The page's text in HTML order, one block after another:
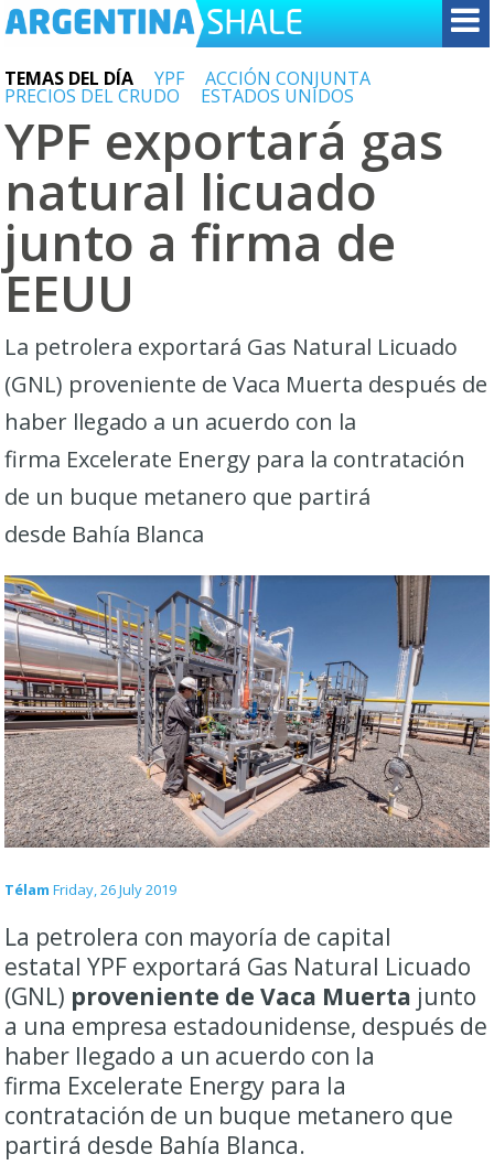
TEMAS DEL DÍA YPF ACCIÓN CONJUNTA
PRECIOS DEL CRUDO ESTADOS UNIDOS
YPF exportará gas
natural licuado
junto a firma de
EEUU
La petrolera exportará Gas Natural Licuado
(GNL) proveniente de Vaca Muerta después de
haber llegado a un acuerdo con la
firma Excelerate Energy para la contratación
de un buque metanero que partirá
desde Bahía Blanca
Télam Friday, 26 July 2019
La petrolera con mayoría de capital
estatal YPF exportará Gas Natural Licuado
(GNL) proveniente de Vaca Muerta junto
a una empresa estadounidense, después de
haber llegado a un acuerdo con la
firma Excelerate Energy para la
contratación de un buque metanero que
partirá desde Bahía Blanca.